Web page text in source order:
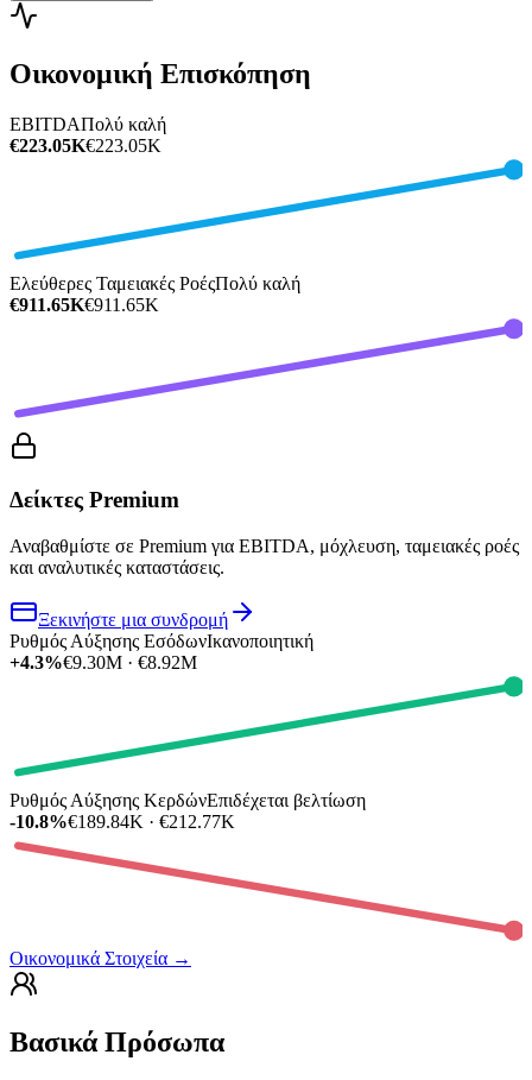
Οικονομική Επισκόπηση
EBITDAΠολύ καλή
€223.05K€223.05K
Ελεύθερες Ταμειακές ΡοέςΠολύ καλή
€911.65K€911.65K
Δείκτες Premium
Αναβαθμίστε σε Premium για EBITDA, μόχλευση, ταμειακές ροές
και αναλυτικές καταστάσεις.
Ξεκινήστε μια συνδρομή
Ρυθμός Αύξησης ΕσόδωνΙκανοποιητική
+4.3%€9.30M · €8.92M
Ρυθμός Αύξησης ΚερδώνΕπιδέχεται βελτίωση
-10.8%€189.84K · €212.77K
Οικονομικά Στοιχεία →
Βασικά Πρόσωπα